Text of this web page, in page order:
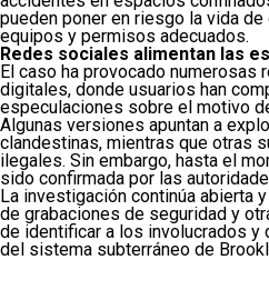
pueden poner en riesgo la vida
equipos y permisos adecuados.
Redes sociales alimentan las
El caso ha provocado numerosas
digitales, donde usuarios han
especulaciones sobre el motivo
Algunas versiones apuntan a
clandestinas, mientras que otras
ilegales. Sin embargo, hasta el
sido confirmada por las
La investigación continúa abierta
de grabaciones de seguridad y
de identificar a los involucrados y
del sistema subterráneo de